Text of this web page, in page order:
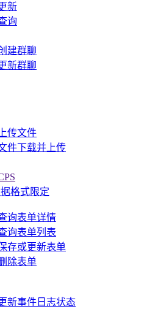
新
询
建群聊
新群聊
上传文件
件下载并上传
格式限定
询表单详情
询表单列表
存或更新表单
除表单
新事件日志状态